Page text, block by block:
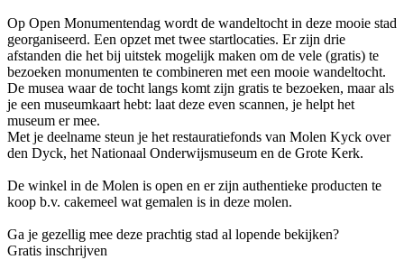
Op Open Monumentendag wordt de wandeltocht in deze mooie stad
georganiseerd. Een opzet met twee startlocaties. Er zijn drie
afstanden die het bij uitstek mogelijk maken om de vele (gratis) te
bezoeken monumenten te combineren met een mooie wandeltocht.
De musea waar de tocht langs komt zijn gratis te bezoeken, maar als
je een museumkaart hebt: laat deze even scannen, je helpt het
museum er mee.
Met je deelname steun je het restauratiefonds van Molen Kyck over
den Dyck, het Nationaal Onderwijsmuseum en de Grote Kerk.
De winkel in de Molen is open en er zijn authentieke producten te
koop b.v. cakemeel wat gemalen is in deze molen.
Ga je gezellig mee deze prachtig stad al lopende bekijken?
Gratis inschrijven